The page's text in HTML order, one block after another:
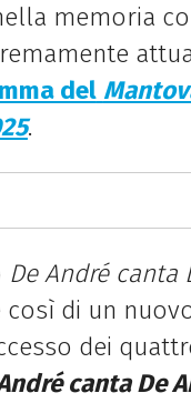
memoria
del
.
De André canta
così di un
dei
canta De